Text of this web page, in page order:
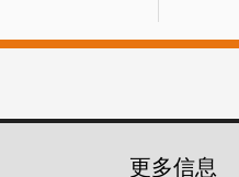
更多信息